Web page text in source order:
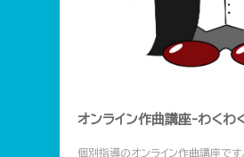
オンライン作曲講座-わくわ
個別指導のオンライン作曲講座です。